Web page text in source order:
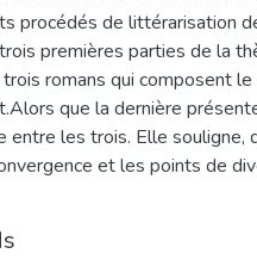
procédés de littérarisation
premières parties de la
romans qui composent le
que la dernière
entre les trois. Elle souligne,
et les points de